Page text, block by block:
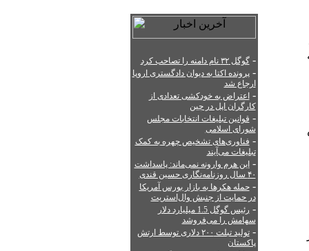
-گوگل ۳۲ نام دامنه را تصاحب کرد
-پرونده اکتا به دیوان دادگستری اروپا
ارجاع شد
- اعتراض به خودکشی تعدادی از
کارگران اپل در چین
- قوانین تبلیغات انتخابات مجلس
شورای اسلامی
- فناوری‌های تشخیص چهره به کمک
تبلیغات می‌آیند
-این هرم وارونه نمی‌ماند: پاسداشت
۴۰ سال روزنامه‌نگاری حسین قندی
-حمله هکرها به بازار بورس آمریکا
در حمایت از جنبش وال‌استریت
-
رئیس گوگل 1.5 میلیارد دلار
سهامش را می‌فروشد
-
تولید تبلت ۲۰۰ دلاری توسط ارتش
پاکستان